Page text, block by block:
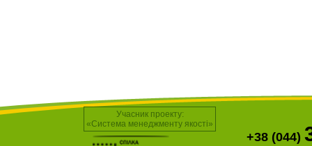
Учасник проекту:
«Система менеджменту якості»
+38 (044)